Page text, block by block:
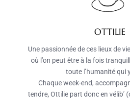
OTTILIE
Une passionnée de ces lieux de
où l’on peut être à la fois
toute l’humanité qui
Chaque week-end,
tendre, Ottilie part donc en vélib’